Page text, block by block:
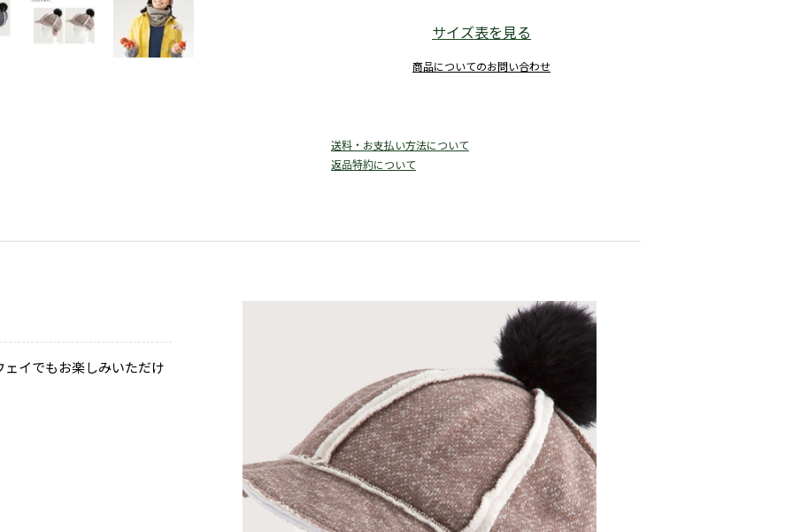
サイズ表を見る
商品についてのお問い合わせ
送料・お支払い方法について
返品特約について
イでもお楽しみいただけ